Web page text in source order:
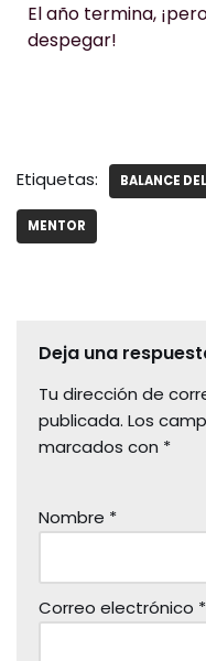
El año termina,
despegar!
Etiquetas: BALANCE
MENTOR
Deja una
Tu dirección de
publicada. Los
marcados con *
Nombre *
Correo electrónico *